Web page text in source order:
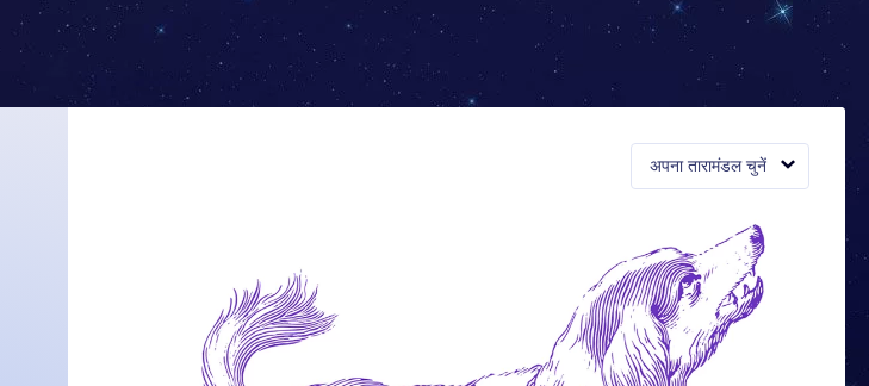
अपना तारामंडल चुनें